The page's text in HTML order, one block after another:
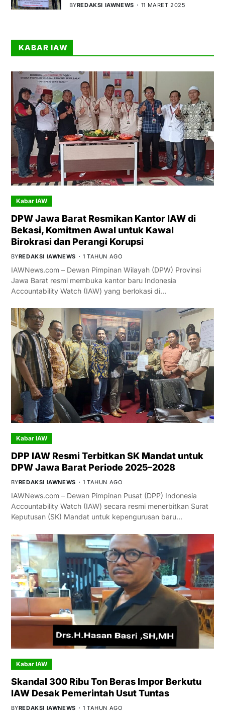
BYREDAKSI IAWNEWS 11 MARET 2025
KABAR IAW
Kabar IAW
DPW Jawa Barat Resmikan Kantor IAW di
Bekasi, Komitmen Awal untuk Kawal
Birokrasi dan Perangi Korupsi
BYREDAKSI IAWNEWS 1 TAHUN AGO
IAWNews.com – Dewan Pimpinan Wilayah (DPW) Provinsi
Jawa Barat resmi membuka kantor baru Indonesia
Accountability Watch (IAW) yang berlokasi di…
Kabar IAW
DPP IAW Resmi Terbitkan SK Mandat untuk
DPW Jawa Barat Periode 2025–2028
BYREDAKSI IAWNEWS 1 TAHUN AGO
IAWNews.com – Dewan Pimpinan Pusat (DPP) Indonesia
Accountability Watch (IAW) secara resmi menerbitkan Surat
Keputusan (SK) Mandat untuk kepengurusan baru…
Kabar IAW
Skandal 300 Ribu Ton Beras Impor Berkutu
IAW Desak Pemerintah Usut Tuntas
BYREDAKSI IAWNEWS 1 TAHUN AGO